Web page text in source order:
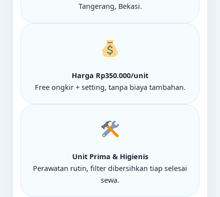
Tangerang, Bekasi.
Harga Rp350.000/unit
Free ongkir + setting, tanpa biaya tambahan.
Unit Prima & Higienis
Perawatan rutin, filter dibersihkan tiap selesai
sewa.